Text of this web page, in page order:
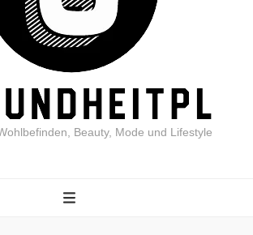
Beauty, Mode und Lifestyle